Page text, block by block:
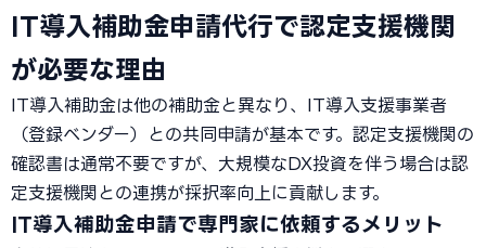
IT導入補助金申請代行で認定支援機関
が必要な理由
IT導入補助金は他の補助金と異なり、IT導入支援事業者
（登録ベンダー）との共同申請が基本です。認定支援機関の
確認書は通常不要ですが、大規模なDX投資を伴う場合は認
定支援機関との連携が採択率向上に貢献します。
IT導入補助金申請で専門家に依頼するメリット